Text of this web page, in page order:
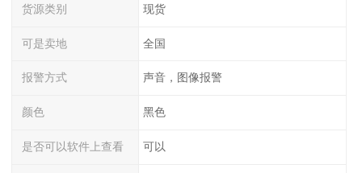
货源类别 现货
可是卖地 全国
报警方式 声音，图像报警
颜色 黑色
是否可以软件上查看 可以